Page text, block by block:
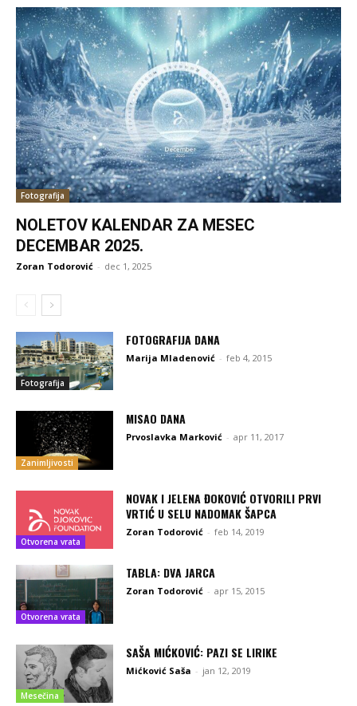
Fotografija
NOLETOV KALENDAR ZA MESEC
DECEMBAR 2025.
Zoran Todorović - dec 1, 2025
Fotografija
FOTOGRAFIJA DANA
Marija Mladenović - feb 4, 2015
Zanimljivosti
MISAO DANA
Prvoslavka Marković - apr 11, 2017
Otvorena vrata
NOVAK I JELENA ĐOKOVIĆ OTVORILI PRVI
VRTIĆ U SELU NADOMAK ŠAPCA
Zoran Todorović - feb 14, 2019
Otvorena vrata
TABLA: DVA JARCA
Zoran Todorović - apr 15, 2015
Mesečina
SAŠA MIĆKOVIĆ: PAZI SE LIRIKE
Mićković Saša - jan 12, 2019